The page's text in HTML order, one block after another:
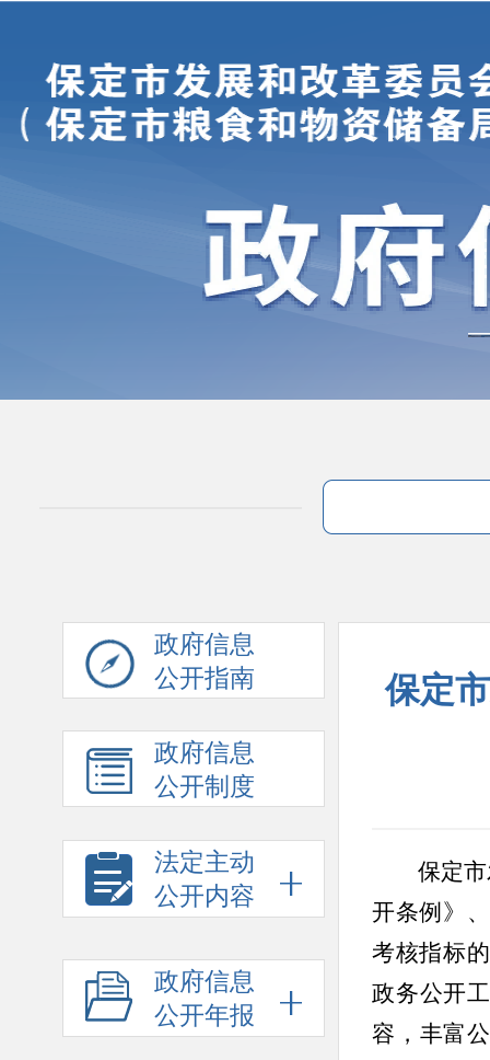
政府信息
公开指南
政府信息
公开制度
法定主动
公开内容
政府信息
公开年报
保定
保定
开条例》
考核指标
政务公开
容，丰富